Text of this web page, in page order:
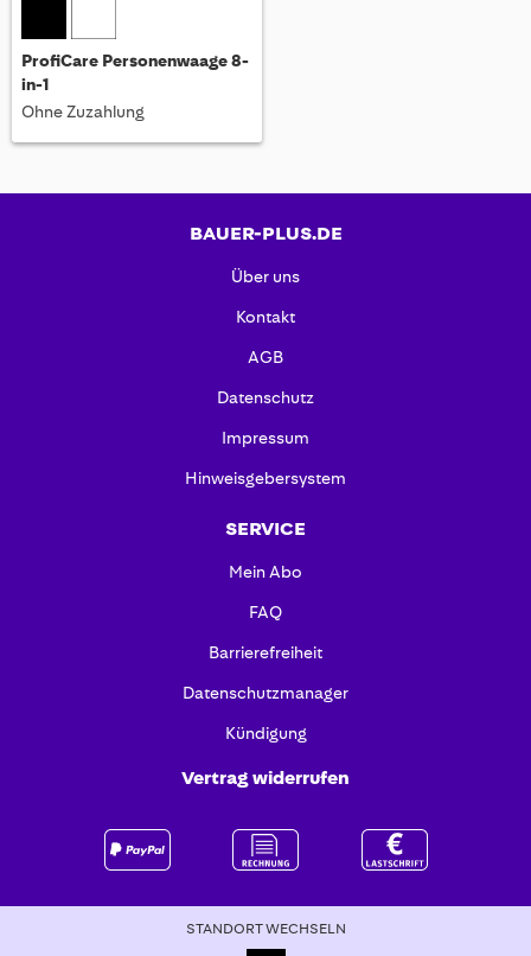
ProfiCare Personenwaage 8-
in-1
Ohne Zuzahlung
BAUER-PLUS.DE
Über uns
Kontakt
AGB
Datenschutz
Impressum
Hinweisgebersystem
SERVICE
Mein Abo
FAQ
Barrierefreiheit
Datenschutzmanager
Kündigung
Vertrag widerrufen
STANDORT WECHSELN